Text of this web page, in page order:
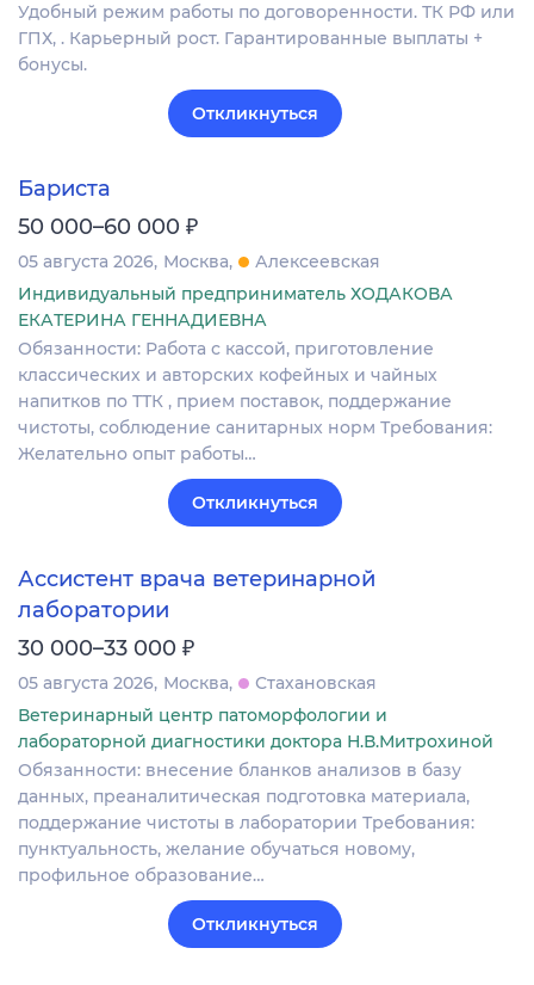
Удобный режим работы по договоренности. ТК РФ или
ГПХ, . Карьерный рост. Гарантированные выплаты +
бонусы.
Откликнуться
Бариста
50 000–60 000 ₽
05 августа 2026 Москва
Алексеевская
Индивидуальный предприниматель ХОДАКОВА
ЕКАТЕРИНА ГЕННАДИЕВНА
Обязанности: Работа с кассой, приготовление
классических и авторских кофейных и чайных
напитков по ТТК , прием поставок, поддержание
чистоты, соблюдение санитарных норм Требования:
Желательно опыт работы…
Откликнуться
Ассистент врача ветеринарной
лаборатории
30 000–33 000 ₽
05 августа 2026 Москва
Стахановская
Ветеринарный центр патоморфологии и
лабораторной диагностики доктора Н.В.Митрохиной
Обязанности: внесение бланков анализов в базу
данных, преаналитическая подготовка материала,
поддержание чистоты в лаборатории Требования:
пунктуальность, желание обучаться новому,
профильное образование…
Откликнуться